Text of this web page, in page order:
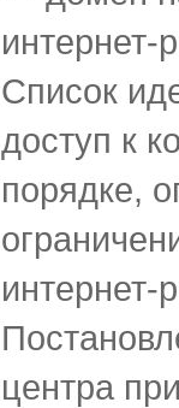
интернет-
Список
доступ к
порядке,
интернет-
центра